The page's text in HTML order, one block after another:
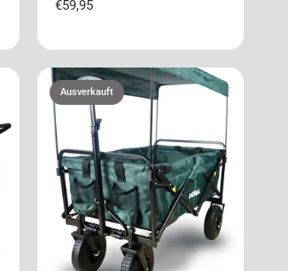
€59,95
Ausverkauft